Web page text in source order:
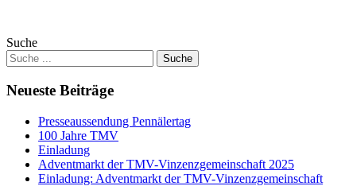
Suche
Neueste Beiträge
Presseaussendung Pennälertag
100 Jahre TMV
Einladung
Adventmarkt der TMV-Vinzenzgemeinschaft 2025
Einladung: Adventmarkt der TMV-Vinzenzgemeinschaft